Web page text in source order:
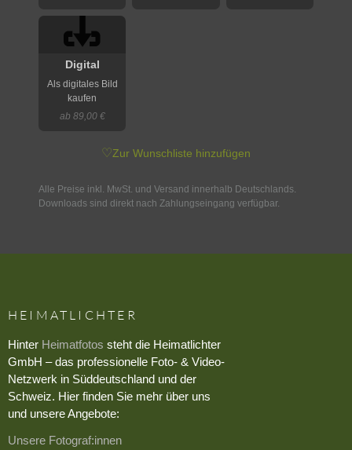
Digital
Als digitales Bild
kaufen
ab 89,00 €
♡Zur Wunschliste hinzufügen
Alle Preise inkl. MwSt. und Versand innerhalb Deutschlands.
Downloads sind direkt nach Zahlungseingang verfügbar.
HEIMATLICHTER
Hinter Heimatfotos steht die Heimatlichter
GmbH – das professionelle Foto- & Video-
Netzwerk in Süddeutschland und der
Schweiz. Hier finden Sie mehr über uns
und unsere Angebote:
Unsere Fotograf:innen